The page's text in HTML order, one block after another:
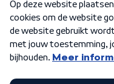
Algemene voorwaarden